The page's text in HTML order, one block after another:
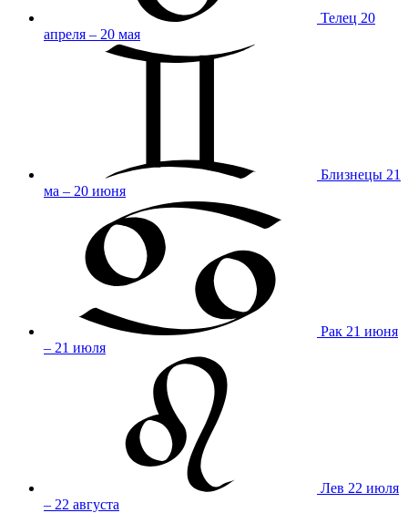
Телец 20
апреля – 20 мая
Близнецы 21
ма – 20 июня
Рак 21 июня
– 21 июля
Лев 22 июля
– 22 августа